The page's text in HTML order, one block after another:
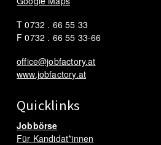
T 0732 . 66 55 33
F 0732 . 66 55 33-66
office@jobfactory.at
www.jobfactory.at
Quicklinks
Jobbörse
Für Kandidat*innen